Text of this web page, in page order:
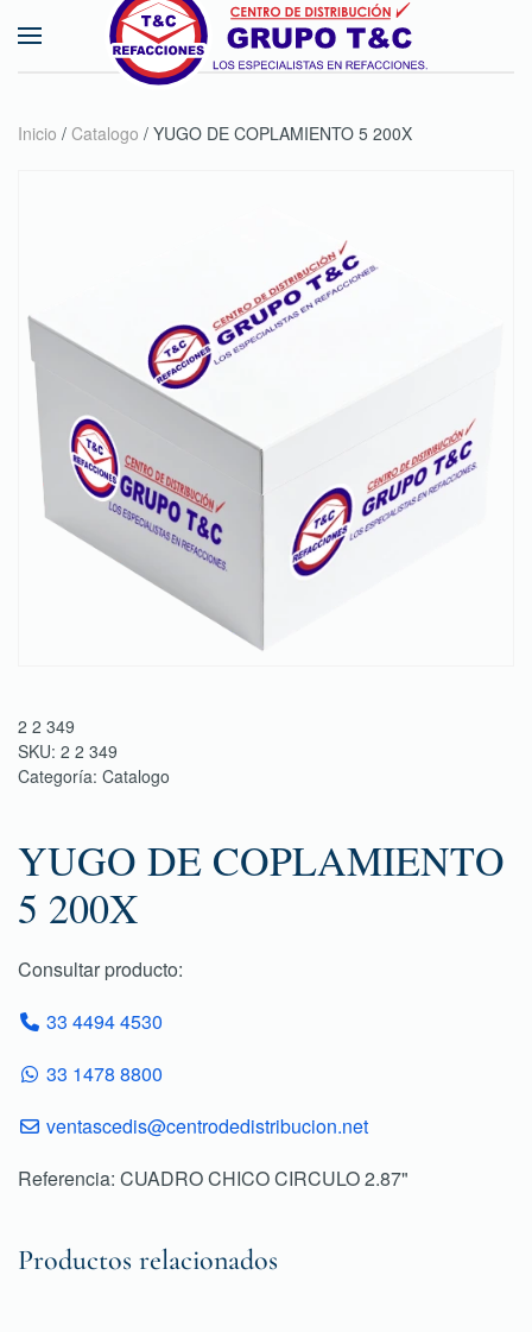
Skip to main content
Inicio / Catalogo / YUGO DE COPLAMIENTO 5 200X
2 2 349
SKU: 2 2 349
Categoría: Catalogo
YUGO DE COPLAMIENTO
5 200X
Consultar producto:
33 4494 4530
33 1478 8800
ventascedis@centrodedistribucion.net
Referencia: CUADRO CHICO CIRCULO 2.87"
Productos relacionados